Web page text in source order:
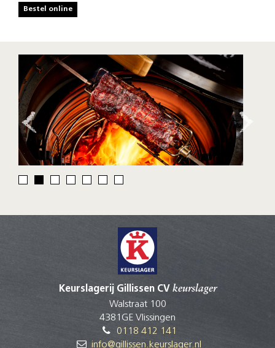
Bestel online
Keurslagerij Gillissen CV keurslager
Walstraat 100
4381GE Vlissingen
0118 412 141
info@gillissen.keurslager.nl